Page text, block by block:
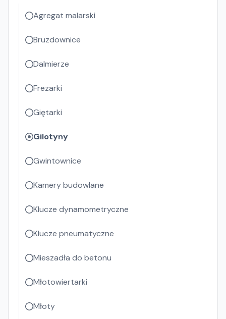
Agregat malarski
Bruzdownice
Dalmierze
Frezarki
Giętarki
Gilotyny
Gwintownice
Kamery budowlane
Klucze dynamometryczne
Klucze pneumatyczne
Mieszadła do betonu
Młotowiertarki
Młoty